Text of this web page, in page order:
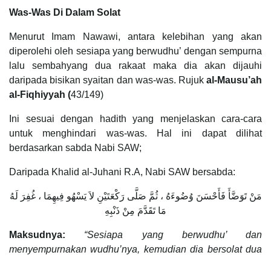
Was-Was Di Dalam Solat
Menurut Imam Nawawi, antara kelebihan yang akan
diperolehi oleh sesiapa yang berwudhu’ dengan sempurna
lalu sembahyang dua rakaat maka dia akan dijauhi
daripada bisikan syaitan dan was-was. Rujuk al-Mausu’ah
al-Fiqhiyyah (43/149)
Ini sesuai dengan hadith yang menjelaskan cara-cara
untuk menghindari was-was. Hal ini dapat dilihat
berdasarkan sabda Nabi SAW;
Daripada Khalid al-Juhani R.A, Nabi SAW bersabda:
مَنْ تَوَضَّأَ فَأَحْسَنَ وُضُوءَهُ ، ثُمَّ صَلَّى رَكْعَتَيْنِ لاَ يَسْهُو فِيهِمَا ، غُفِرَ لَهُ
مَا تَقَدَّمَ مِنْ ذَنْبِهِ
Maksudnya:
“Sesiapa yang berwudhu’ dan
menyempurnakan wudhu’nya, kemudian dia bersolat dua